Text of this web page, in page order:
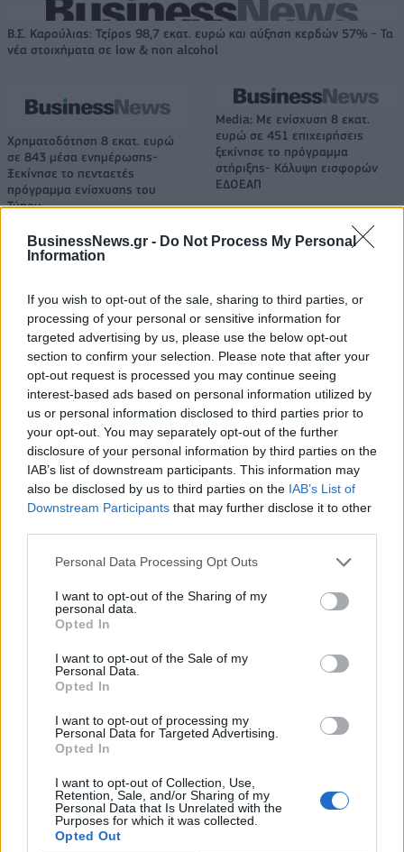
BusinessNews.gr - Do Not Process My Personal
Information
If you wish to opt-out of the sale, sharing to third parties, or
processing of your personal or sensitive information for
targeted advertising by us, please use the below opt-out
section to confirm your selection. Please note that after your
opt-out request is processed you may continue seeing
interest-based ads based on personal information utilized by
us or personal information disclosed to third parties prior to
your opt-out. You may separately opt-out of the further
disclosure of your personal information by third parties on the
IAB’s list of downstream participants. This information may
also be disclosed by us to third parties on the IAB’s List of
Downstream Participants that may further disclose it to other
Personal Data Processing Opt Outs
I want to opt-out of the Sharing of my
personal data.
Opted In
I want to opt-out of the Sale of my
Personal Data.
Opted In
I want to opt-out of processing my
Personal Data for Targeted Advertising.
Opted In
I want to opt-out of Collection, Use,
Retention, Sale, and/or Sharing of my
Personal Data that Is Unrelated with the
Purposes for which it was collected.
Opted Out
Β.Σ. Καρούλιας: Τζίρος 98,7 εκατ. ευρώ και αύξηση κερδών 57% - Τα
νέα στοιχήματα σε low & non alcohol
Χρηματοδότηση 8 εκατ. ευρώ
σε 843 μέσα ενημέρωσης-
Ξεκίνησε το πενταετές
πρόγραμμα ενίσχυσης του
Τύπου
Media: Με ενίσχυση 8 εκατ.
ευρώ σε 451 επιχειρήσεις
ξεκίνησε το πρόγραμμα
στήριξης- Κάλυψη εισφορών
ΕΔΟΕΑΠ
Η Toyota φέρνει νέα γενιά
μπαταριών για τα υβριδικά της
Σε κινεζική… πολιορκία η
ευρωπαϊκή
αυτοκινητοβιομηχανία
Νέο Audi A2 e-tron με στόχο την κορυφή της αποδοτικότητας
Δόξα Λευκάδας: Έβδομη
Platon BC: «Στόχος μας στις
παίκτες»
ΕΛΣΤΑΤ: Στο 3,4% υποχώρησε ο πληθωρισμός τον Ιούλιο
Metlen: Ρεκόρ EBITDA στο α'
εξάμηνο, στα 550 εκατ. ευρώ –
Καθαρά κέρδη 313 εκατ. ευρώ
Ειδικό Χωροταξικό Πλαίσιο για
τον Τουρισμό: Στρατηγικό
Η Chery επενδύει 75 εκατ. δολάρια στην KG Mobility